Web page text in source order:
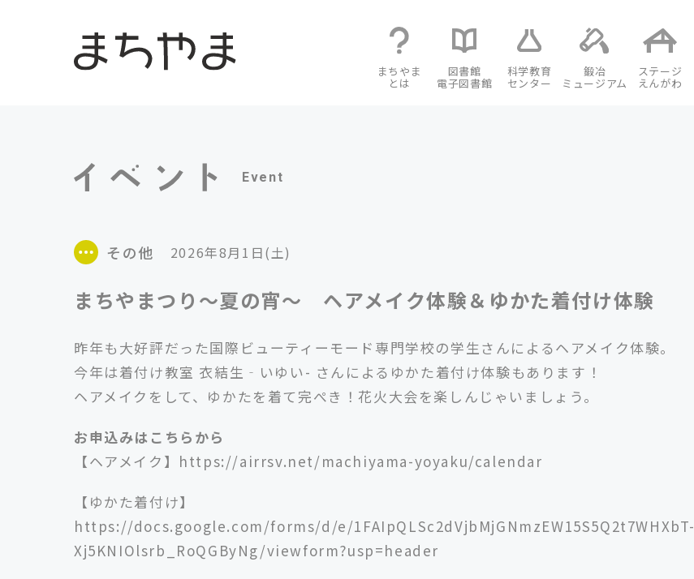
まちやま
とは
図書館
電子図書館
科学教育
センター
鍛冶
ミュージアム
ステージ
えんがわ
Event
その他 2026年8月1日(土)
まちやまつり～夏の宵～ ヘアメイク体験＆ゆかた着付け体験
昨年も大好評だった国際ビューティーモード専門学校の学生さんによるヘアメイク体験。
今年は着付け教室 衣結生‐いゆい- さんによるゆかた着付け体験もあります！
ヘアメイクをして、ゆかたを着て完ぺき！花火大会を楽しんじゃいましょう。
お申込みはこちらから
【ヘアメイク】 https://airrsv.net/machiyama-yoyaku/calendar
【ゆかた着付け】
https://docs.google.com/forms/d/e/1FAIpQLSc2dVjbMjGNmzEW15S5Q2t7WHXbT-
Xj5KNIOlsrb_RoQGByNg/viewform?usp=header